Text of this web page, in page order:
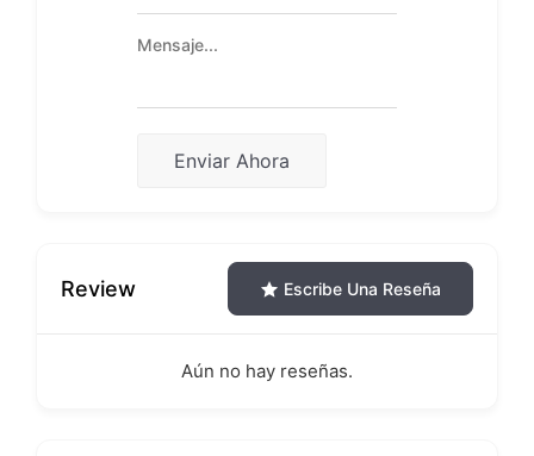
Enviar Ahora
Review Escribe Una Reseña
Aún no hay reseñas.